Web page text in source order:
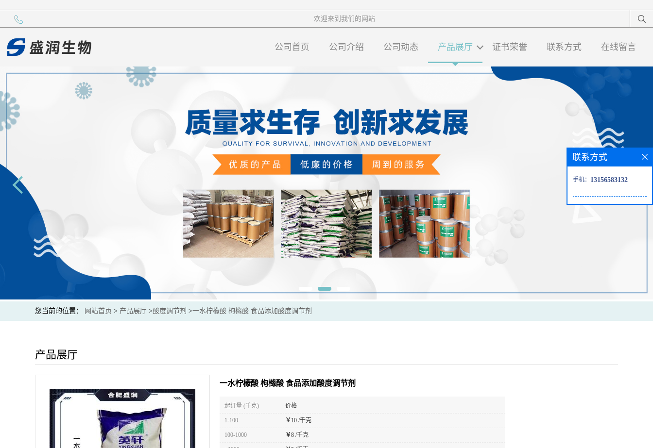
欢迎来到我们的网站
公司首页 公司介绍 公司动态 产品展厅 证书荣誉 联系方式 在线留言
您当前的位置： 网站首页 > 产品展厅 >酸度调节剂 >一水柠檬酸 枸橼酸 食品添加酸度调节剂
产品展厅
一水柠檬酸 枸橼酸 食品添加酸度调节剂
起订量 (千克) 价格
1-100 ￥10 /千克
100-1000 ￥8 /千克
联系方式
手机： 13156583132